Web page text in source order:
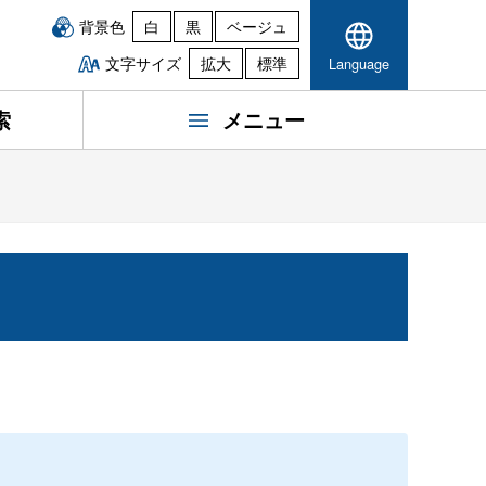
背景色 白 黒
ベージュ
文字サイズ
拡大 標準 Language
メニュー